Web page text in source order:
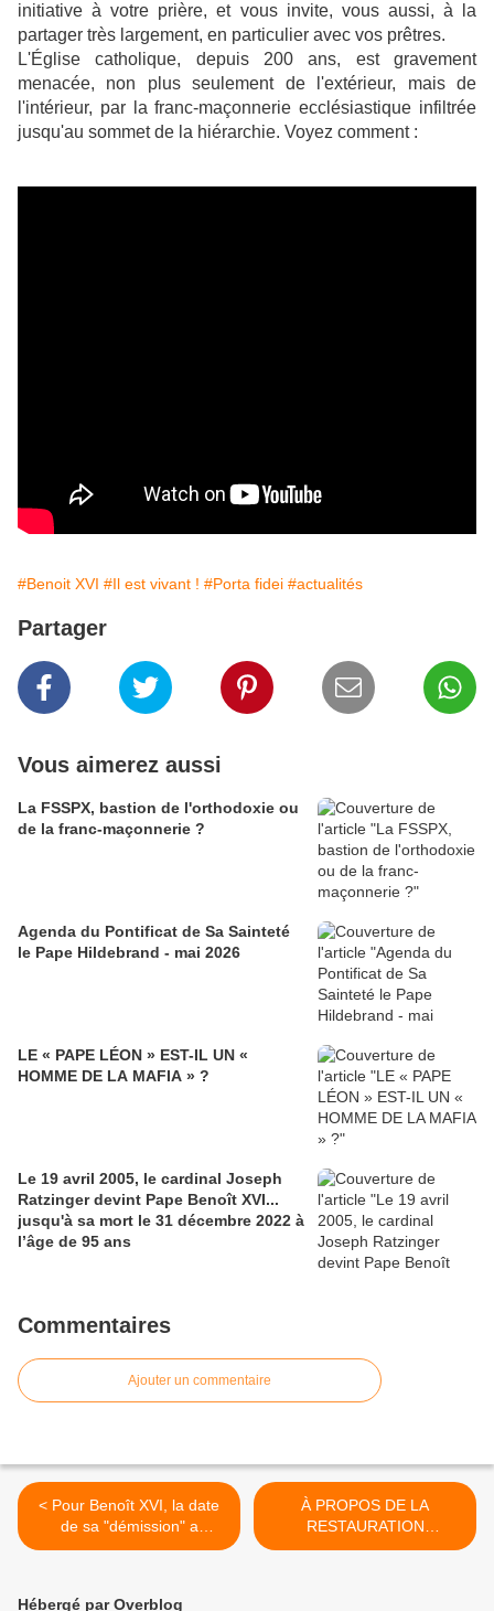
initiative à votre prière, et vous invite, vous aussi, à la
partager très largement, en particulier avec vos prêtres.
L'Église catholique, depuis 200 ans, est gravement
menacée, non plus seulement de l'extérieur, mais de
l'intérieur, par la franc-maçonnerie ecclésiastique infiltrée
jusqu'au sommet de la hiérarchie. Voyez comment :
#Benoit XVI #Il est vivant ! #Porta fidei #actualités
Partager
Vous aimerez aussi
La FSSPX, bastion de l'orthodoxie ou
de la franc-maçonnerie ?
Agenda du Pontificat de Sa Sainteté
le Pape Hildebrand - mai 2026
LE « PAPE LÉON » EST-IL UN «
HOMME DE LA MAFIA » ?
Le 19 avril 2005, le cardinal Joseph
Ratzinger devint Pape Benoît XVI...
jusqu'à sa mort le 31 décembre 2022 à
l’âge de 95 ans
Commentaires
Ajouter un commentaire
< Pour Benoît XVI, la date
de sa "démission" a
également un lien avec le
À PROPOS DE LA
RESTAURATION
PROCHAINE DU PAPE
Hébergé par Overblog